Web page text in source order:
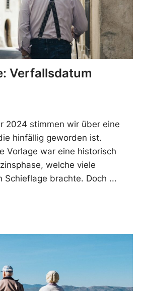
Verfallsdatum
2024 stimmen wir über eine
hinfällig geworden ist.
Vorlage war eine historisch
welche viele
Schieflage brachte. Doch